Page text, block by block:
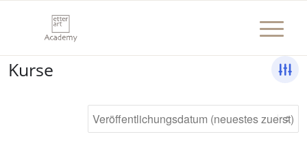
Kurse